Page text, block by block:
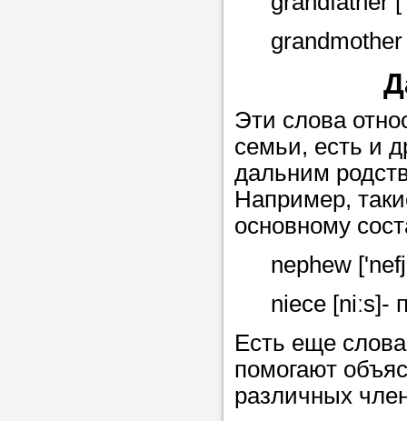
советам,
упростить
достаточно
нам, и
репетитора,
максимально
ваши
Мы
Эти слова
семьи, есть и
дальним
Например,
основному
nephew
niece [niːs]-
Есть еще
помогают
различных